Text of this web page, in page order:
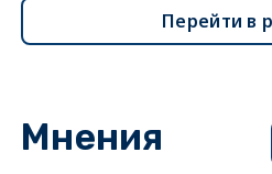
Перейти в
Мнения